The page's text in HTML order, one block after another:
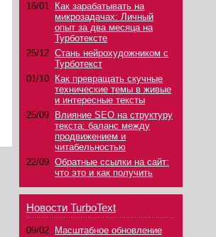
16/01
Как зарабатывать на
микрозадачах: Личный
опыт за два месяца на
Турботексте
25/12 Стань нейрохудожником с
Турботекст
01/10
Как превращать скучные
технические темы в живые
и интересные тексты
25/09
Влияние SEO на структуру
текста: баланс между
продвижением и
читабельностью
22/09 Обратные ссылки на сайт:
что это и как получить
Новости TurboText
09/02
Масштабное обновление